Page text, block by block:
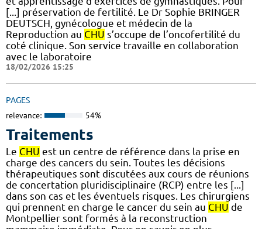
[...] préservation de fertilité. Le Dr Sophie BRINGER
DEUTSCH, gynécologue et médecin de la
Reproduction au CHU s’occupe de l’oncofertilité du
coté clinique. Son service travaille en collaboration
avec le laboratoire
18/02/2026 15:25
PAGES
relevance: 54%
Traitements
Le CHU est un centre de référence dans la prise en
charge des cancers du sein. Toutes les décisions
thérapeutiques sont discutées aux cours de réunions
de concertation pluridisciplinaire (RCP) entre les [...]
dans son cas et les éventuels risques. Les chirurgiens
qui prennent en charge le cancer du sein au CHU de
Montpellier sont formés à la reconstruction